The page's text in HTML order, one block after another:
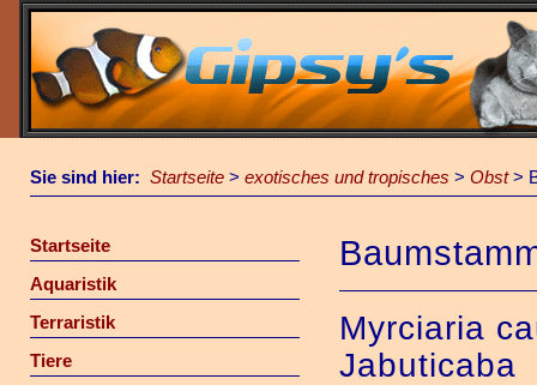
Sie sind hier: Startseite > exotisches und tropisches > Obst>
Startseite
Aquaristik
Terraristik
Tiere
Myrciaria
Jabuticaba